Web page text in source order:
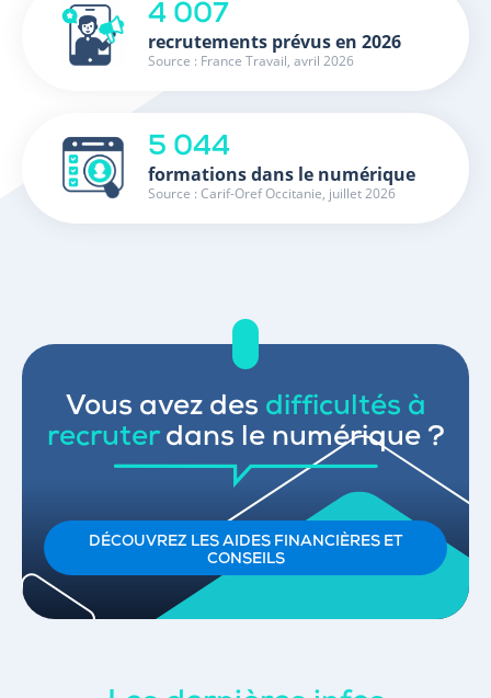
4 007
recrutements prévus en 2026
Source : France Travail, avril 2026
5 044
formations dans le numérique
Source : Carif-Oref Occitanie, juillet 2026
Vous avez des difficultés à
recruterdans le numérique ?
DÉCOUVREZ LES AIDES FINANCIÈRES ET
CONSEILS